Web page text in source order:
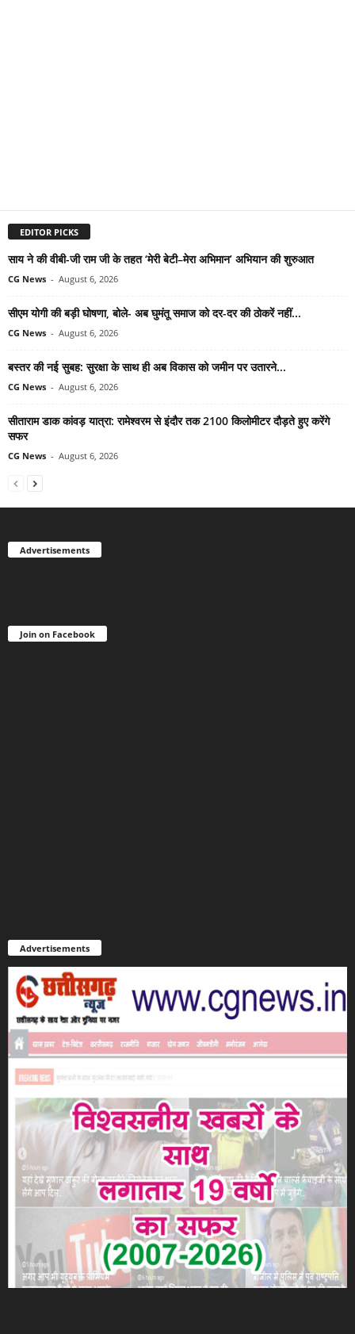
EDITOR PICKS
साय ने की वीबी-जी राम जी के तहत ‘मेरी बेटी–मेरा अभिमान’ अभियान की शुरुआत
CG News - August 6, 2026
सीएम योगी की बड़ी घोषणा, बोले- अब घुमंतू समाज को दर-दर की ठोकरें नहीं...
CG News - August 6, 2026
बस्तर की नई सुबह: सुरक्षा के साथ ही अब विकास को जमीन पर उतारने...
CG News - August 6, 2026
सीताराम डाक कांवड़ यात्रा: रामेश्वरम से इंदौर तक 2100 किलोमीटर दौड़ते हुए करेंगे
सफर
CG News - August 6, 2026
Advertisements
Join on Facebook
Advertisements